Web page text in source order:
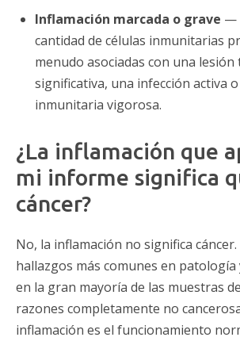
Inflamación marcada o grave —
cantidad de células inmunitarias
menudo asociadas con una
significativa, una infección activa
inmunitaria vigorosa.
¿La inflamación que
mi informe significa
cáncer?
No, la inflamación no significa cáncer.
hallazgos más comunes en
en la gran mayoría de las muestras
razones completamente no
inflamación es el funcionamiento